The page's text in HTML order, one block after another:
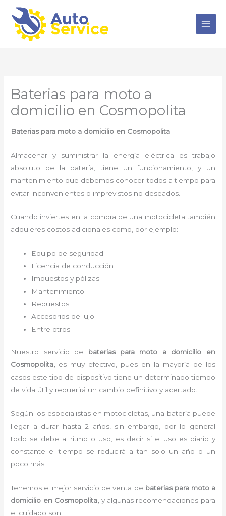
contenido
Baterias para moto a
domicilio en Cosmopolita
Baterias para moto a domicilio en Cosmopolita
Almacenar y suministrar la energía eléctrica es trabajo
absoluto de la batería, tiene un funcionamiento, y un
mantenimiento que debemos conocer todos a tiempo para
evitar inconvenientes o imprevistos no deseados.
Cuando inviertes en la compra de una motocicleta también
adquieres costos adicionales como, por ejemplo:
Equipo de seguridad
Licencia de conducción
Impuestos y pólizas
Mantenimiento
Repuestos
Accesorios de lujo
Entre otros.
Nuestro servicio de baterias para moto a domicilio en
Cosmopolita, es muy efectivo, pues en la mayoría de los
casos este tipo de dispositivo tiene un determinado tiempo
de vida útil y requerirá un cambio definitivo y acertado.
Según los especialistas en motocicletas, una batería puede
llegar a durar hasta 2 años, sin embargo, por lo general
todo se debe al ritmo o uso, es decir si el uso es diario y
constante el tiempo se reducirá a tan solo un año o un
poco más.
Tenemos el mejor servicio de venta de baterias para moto a
domicilio en Cosmopolita, y algunas recomendaciones para
el cuidado son: